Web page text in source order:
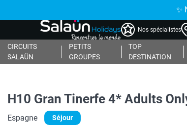
✨
Nos spécialistes
CIRCUITS
SALAÜN
PETITS
GROUPES
TOP
DESTINATION
H10 Gran Tinerfe 4* Adults
Espagne Séjour